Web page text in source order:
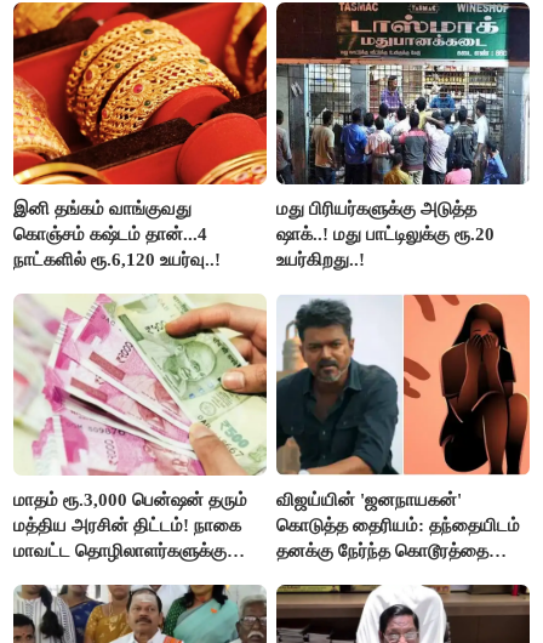
பங்கேற்பார்கள் - மாணிக்கம்
தாகூர்..!!
இனி தங்கம் வாங்குவது
கொஞ்சம் கஷ்டம் தான்...4
நாட்களில் ரூ.6,120 உயர்வு..!
மது பிரியர்களுக்கு அடுத்த
ஷாக்..! மது பாட்டிலுக்கு ரூ.20
உயர்கிறது..!
மாதம் ரூ.3,000 பென்ஷன் தரும்
மத்திய அரசின் திட்டம்! நாகை
மாவட்ட தொழிலாளர்களுக்கு
செய்தி!
விஜய்யின் 'ஜனநாயகன்'
கொடுத்த தைரியம்: தந்தையிடம்
தனக்கு நேர்ந்த கொடூரத்தை